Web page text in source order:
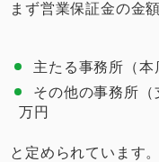
まず営業保証金の金額
主たる事務所（
その他の事務所
万円
と定められています。